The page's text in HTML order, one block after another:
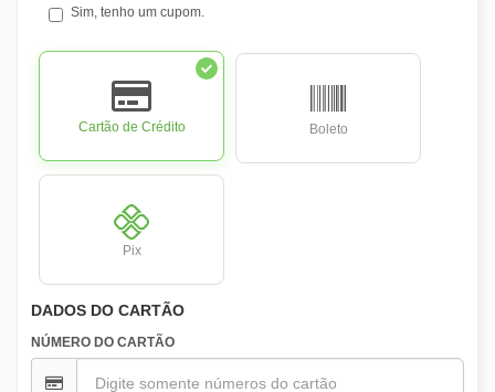
Sim, tenho um cupom.
Cartão de Crédito Boleto
Pix
DADOS DO CARTÃO
NÚMERO DO CARTÃO